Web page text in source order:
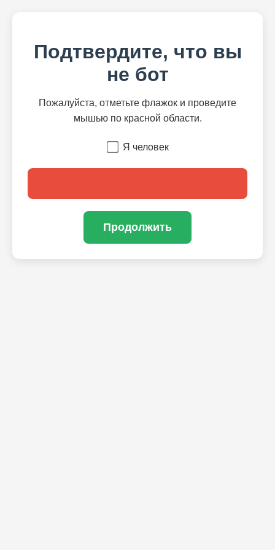
Подтвердите, что вы
не бот
Пожалуйста, отметьте флажок и проведите
мышью по красной области.
Я человек
Продолжить